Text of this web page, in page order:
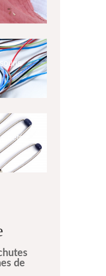
sureté
de